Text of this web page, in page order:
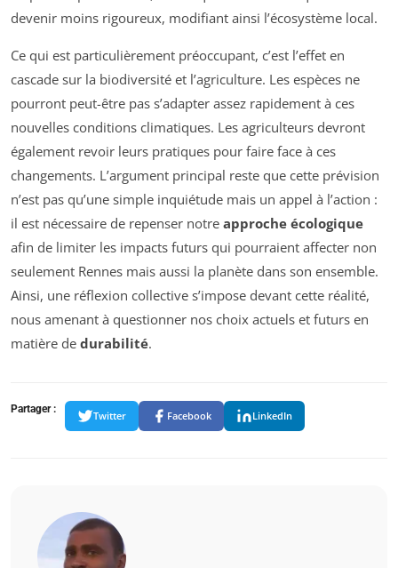
devenir moins rigoureux, modifiant ainsi l’écosystème local.
Ce qui est particulièrement préoccupant, c’est l’effet en
cascade sur la biodiversité et l’agriculture. Les espèces ne
pourront peut-être pas s’adapter assez rapidement à ces
nouvelles conditions climatiques. Les agriculteurs devront
également revoir leurs pratiques pour faire face à ces
changements. L’argument principal reste que cette prévision
n’est pas qu’une simple inquiétude mais un appel à l’action :
il est nécessaire de repenser notre approche écologique
afin de limiter les impacts futurs qui pourraient affecter non
seulement Rennes mais aussi la planète dans son ensemble.
Ainsi, une réflexion collective s’impose devant cette réalité,
nous amenant à questionner nos choix actuels et futurs en
matière de durabilité.
Partager :
Twitter Facebook LinkedIn